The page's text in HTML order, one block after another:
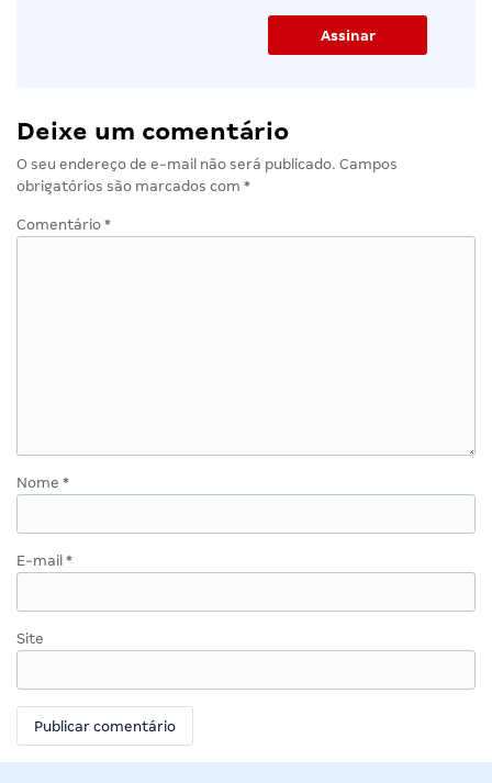
Deixe um comentário
O seu endereço de e-mail não será publicado. Campos
obrigatórios são marcados com *
Comentário *
Nome *
E-mail *
Site